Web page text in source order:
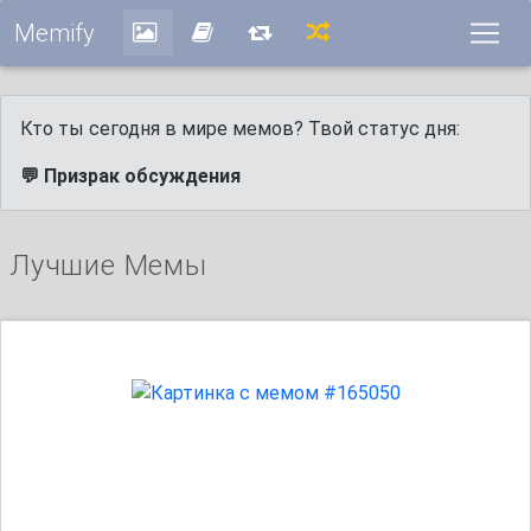
Memify
Кто ты сегодня в мире мемов? Твой статус дня:
💬 Призрак обсуждения
Лучшие Мемы